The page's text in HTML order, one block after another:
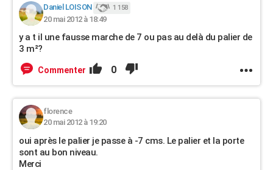
Daniel LOISON 1 158
20 mai 2012 à 18:49
y a t il une fausse marche de 7 ou pas au delà du palier de
3 m²?
Commenter 0
florence
20 mai 2012 à 19:20
oui après le palier je passe à -7 cms. Le palier et la porte
sont au bon niveau.
Merci